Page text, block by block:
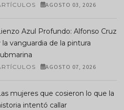
AGOSTO 03, 2026
Azul Profundo: Alfonso Cruz
la vanguardia de la pintura
AGOSTO 07, 2026
mujeres que cosieron lo que la
intentó callar